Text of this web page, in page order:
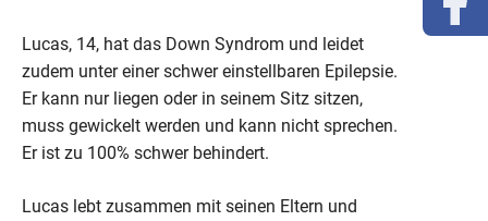
Lucas, 14, hat das Down Syndrom und leidet
zudem unter einer schwer einstellbaren Epilepsie.
Er kann nur liegen oder in seinem Sitz sitzen,
muss gewickelt werden und kann nicht sprechen.
Er ist zu 100% schwer behindert.
Lucas lebt zusammen mit seinen Eltern und